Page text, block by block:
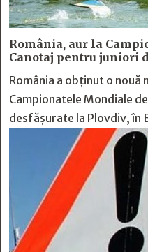
România, aur la
Canotaj pentru juniori
România a obținut o nouă
Campionatele Mondiale
desfășurate la Plovdiv, în